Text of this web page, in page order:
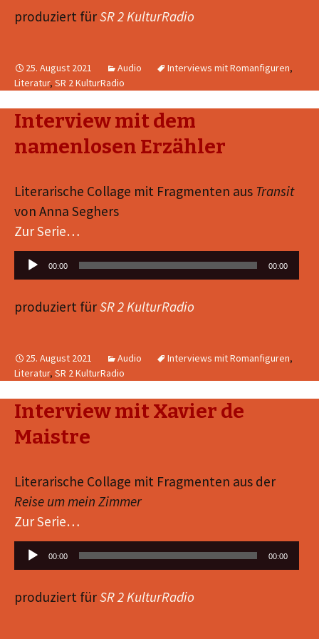
produziert fürSR 2 KulturRadio
25. August 2021 Audio Interviews mit Romanfiguren,
Literatur, SR 2 KulturRadio
Interview mit dem
namenlosen Erzähler
Literarische Collage mit Fragmenten aus Transit
von Anna Seghers
Zur Serie…
Audio-00:00 00:00
produziert fürSR 2 KulturRadio
25. August 2021 Audio Interviews mit Romanfiguren,
Literatur, SR 2 KulturRadio
Interview mit Xavier de
Maistre
Literarische Collage mit Fragmenten aus der
Reise um mein Zimmer
Zur Serie…
Audio-00:00 00:00
produziert fürSR 2 KulturRadio